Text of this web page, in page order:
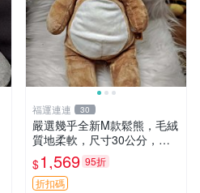
福運連連 30
嚴選幾乎全新M款鬆熊，毛絨
質地柔軟，尺寸30公分，做
工精緻可愛，適合收藏或贈送
親友。中古使用痕跡，手感依
然優良。 鬆熊 嬰熊 毛玩偶
$1,569 95折
折扣碼